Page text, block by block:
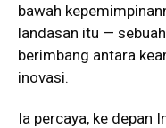
bawah
landasan itu —
berimbang antara
inovasi.
Ia percaya, ke depan